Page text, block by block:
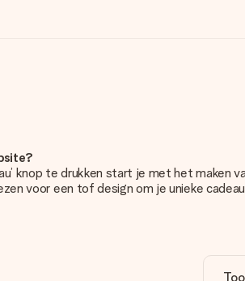
knop te drukken start je met het
voor een tof design om je unieke